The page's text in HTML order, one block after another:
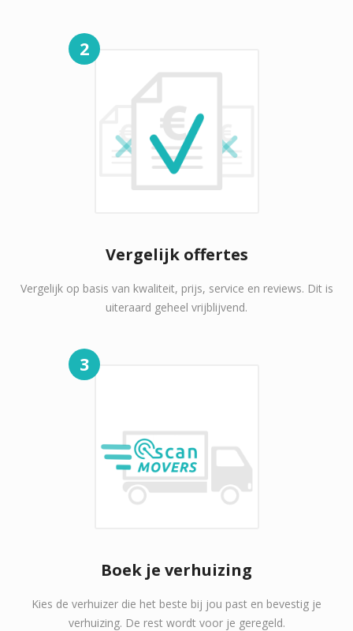
2
Vergelijk offertes
Vergelijk op basis van kwaliteit, prijs, service en reviews. Dit is
uiteraard geheel vrijblijvend.
3
Boek je verhuizing
Kies de verhuizer die het beste bij jou past en bevestig je
verhuizing. De rest wordt voor je geregeld.